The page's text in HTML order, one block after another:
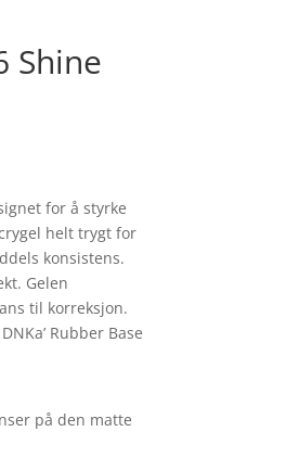
Shine
for å styrke
helt trygt for
konsistens.
Gelen
til korreksjon.
Rubber Base
på den matte